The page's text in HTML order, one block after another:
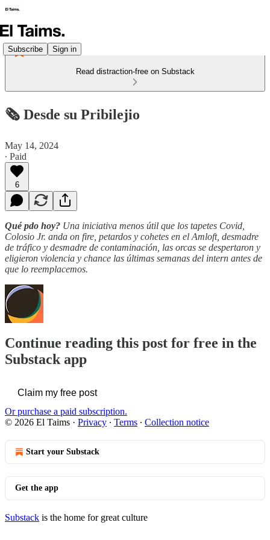
Subscribe Sign in
Read distraction-free on Substack
🗞️ Desde su Pribilejio
May 14, 2024
∙ Paid
6
Qué pdo hoy? Una iniciativa menos útil que los tapetes Covid,
Colosio Jr. anda on fire, petardos y cohetes en el Amloft, desmadre
de tráfico y desmadre de contaminación, las orcas se despertaron y
eligieron violencia y chance las últimas semanas del intern antes de
que lo reemplacemos.
Continue reading this post for free in the
Substack app
Claim my free post
Or purchase a paid subscription.
© 2026 El Taims · Privacy ∙ Terms ∙ Collection notice
Start your Substack
Get the app
Substack is the home for great culture